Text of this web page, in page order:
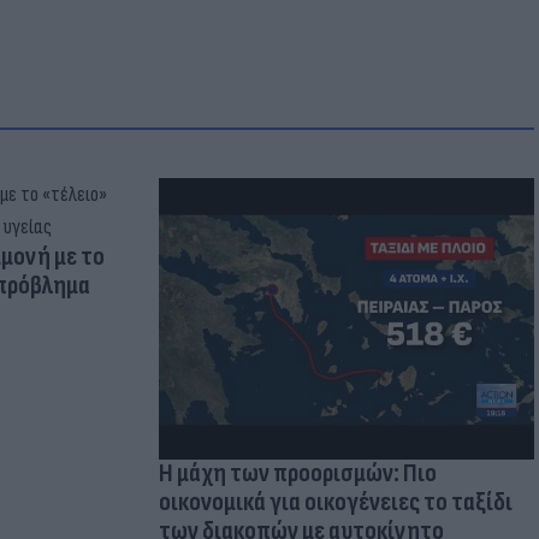
με το
Η μάχη των προορισμών: Πιο
οικονομικά για οικογένειες το ταξίδι
των διακοπών με αυτοκίνητο